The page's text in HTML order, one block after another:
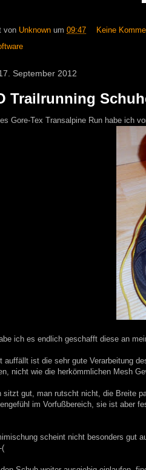
von Unknown um 09:47
Keine
September 2012
Trailrunning
Gore-Tex Transalpine Run habe ich
ich es endlich geschafft diese an
auffällt ist die sehr gute Verarbeitung
nicht wie die herkömmlichen Mesh
sitzt gut, man rutscht nicht, die Breite
im Vorfußbereich, sie ist aber
scheint nicht besonders gut
(